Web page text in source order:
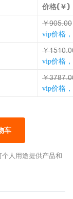
价格(￥)
￥ưŹŉƥŹŹ
vip价格
￥
vip价格
￥
vip价格
车
人用途提供产品和